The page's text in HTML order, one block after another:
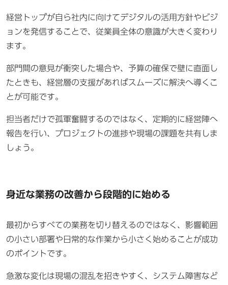
経営トップが自ら社内に向けてデジタルの活用方針やビジ
ョンを発信することで、従業員全体の意識が大きく変わり
ます。
部門間の意見が衝突した場合や、予算の確保で壁に直面し
たときも、経営層の支援があればスムーズに解決へ導くこ
とが可能です。
担当者だけで孤軍奮闘するのではなく、定期的に経営陣へ
報告を行い、プロジェクトの進捗や現場の課題を共有しま
しょう。
身近な業務の改善から段階的に始める
最初からすべての業務を切り替えるのではなく、影響範囲
の小さい部署や日常的な作業から小さく始めることが成功
のポイントです。
急激な変化は現場の混乱を招きやすく、システム障害など